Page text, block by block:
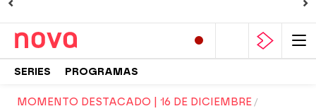
SERIES PROGRAMAS
MOMENTO DESTACADO | 16 DE DICIEMBRE